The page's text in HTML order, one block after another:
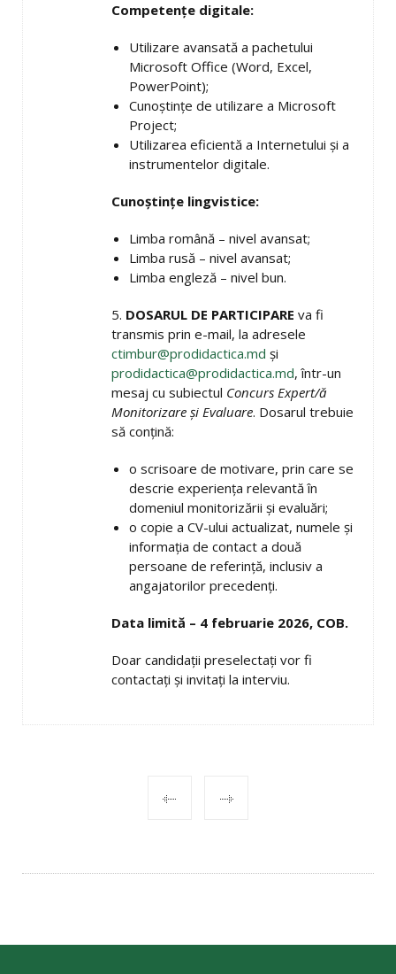
Competențe digitale:
Utilizare avansată a pachetului
Microsoft Office (Word, Excel,
PowerPoint);
Cunoștințe de utilizare a Microsoft
Project;
Utilizarea eficientă a Internetului și a
instrumentelor digitale.
Cunoștințe lingvistice:
Limba română – nivel avansat;
Limba rusă – nivel avansat;
Limba engleză – nivel bun.
5. DOSARUL DE PARTICIPARE va fi
transmis prin e-mail, la adresele
ctimbur@prodidactica.md și
prodidactica@prodidactica.md, într-un
mesaj cu subiectul Concurs Expert/ă
Monitorizare și Evaluare. Dosarul trebuie
să conțină:
o scrisoare de motivare, prin care se
descrie experiența relevantă în
domeniul monitorizării și evaluări;
o copie a CV-ului actualizat, numele şi
informația de contact a două
persoane de referință, inclusiv a
angajatorilor precedenți.
Data limită – 4 februarie 2026, COB.
Doar candidații preselectați vor fi
contactați și invitați la interviu.
NAVIGATION